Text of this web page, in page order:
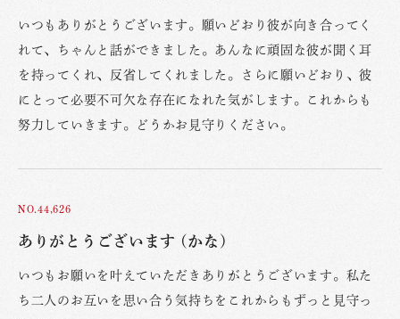
いつもありがとうございます。願いどおり彼が向き合ってく
れて、ちゃんと話ができました。あんなに頑固な彼が聞く耳
を持ってくれ、反省してくれました。さらに願いどおり、彼
にとって必要不可欠な存在になれた気がします。これからも
努力していきます。どうかお見守りください。
NO.44,626
ありがとうございます (かな)
いつもお願いを叶えていただきありがとうございます。私た
ち二人のお互いを思い合う気持ちをこれからもずっと見守っ